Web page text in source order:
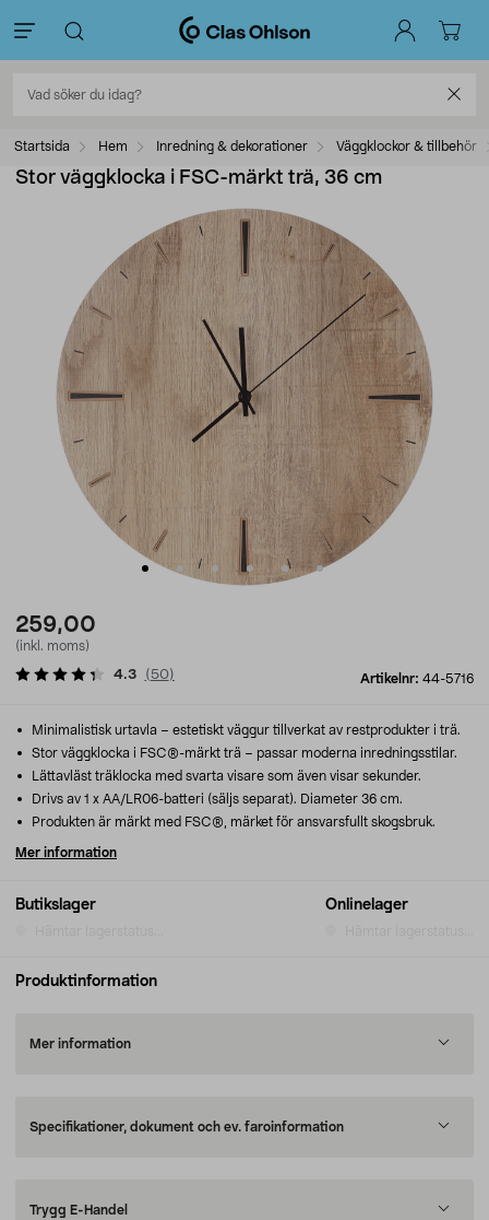
Startsida Hem Inredning & dekorationer Väggklockor & tillbehör
Stor väggklocka i FSC-märkt trä, 36 cm
259,00
(inkl. moms)
Artikelnr: 44-5716
4.3 ( 50)
Butikslager Onlinelager
Minimalistisk urtavla – estetiskt väggur tillverkat av restprodukter i trä.
Stor väggklocka i FSC®-märkt trä – passar moderna inredningsstilar.
Lättavläst träklocka med svarta visare som även visar sekunder.
Drivs av 1 x AA/LR06-batteri (säljs separat). Diameter 36 cm.
Produkten är märkt med FSC®, märket för ansvarsfullt skogsbruk.
Mer information
Produktinformation
Mer information
Specifikationer, dokument och ev. faroinformation
Trygg E-Handel